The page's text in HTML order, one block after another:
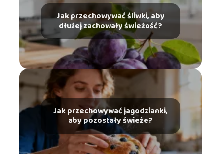
Jak przechowywać śliwki, aby
dłużej zachowały świeżość?
Jak przechowywać jagodzianki,
aby pozostały świeże?